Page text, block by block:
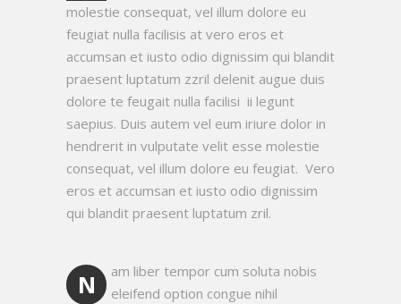
molestie consequat, vel illum dolore eu
feugiat nulla facilisis at vero eros et
accumsan et iusto odio dignissim qui blandit
praesent luptatum zzril delenit augue duis
dolore te feugait nulla facilisi ii legunt
saepius. Duis autem vel eum iriure dolor in
hendrerit in vulputate velit esse molestie
consequat, vel illum dolore eu feugiat. Vero
eros et accumsan et iusto odio dignissim
qui blandit praesent luptatum zril.
N
am liber tempor cum soluta nobis
eleifend option congue nihil